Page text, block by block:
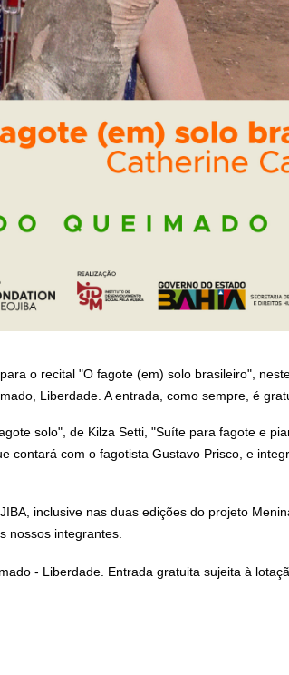
o recital "O fagote (em) solo brasileiro",
Liberdade. A entrada, como sempre, é
solo", de Kilza Setti, "Suíte para fagote e
contará com o fagotista Gustavo Prisco, e
inclusive nas duas edições do projeto
nossos integrantes.
- Liberdade. Entrada gratuita sujeita à